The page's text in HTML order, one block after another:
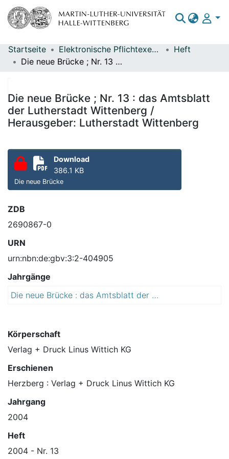
Bereiche & Sammlungen
Statistiken
Startseite Elektronische Pflichtexemplare
Heft
Die neue Brücke ; Nr. 13 : das Amtsblatt der Lutherstadt Wittenberg / Herausgeber: Lutherstadt Wittenberg
Die neue Brücke ; Nr. 13 : das Amtsblatt
der Lutherstadt Wittenberg /
Herausgeber: Lutherstadt Wittenberg
Download
386.1 KB
Die neue Brücke
ZDB
2690867-0
URN
urn:nbn:de:gbv:3:2-404905
Jahrgänge
Die neue Brücke : das Amtsblatt der Lutherstadt Wittenberg
Körperschaft
Verlag + Druck Linus Wittich KG
Erschienen
Herzberg : Verlag + Druck Linus Wittich KG
Jahrgang
2004
Heft
2004 - Nr. 13